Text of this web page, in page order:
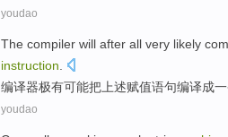
youdao
The compiler will after all very likely
instruction
编译器极有可能把 上述赋值语句编译成一
youdao